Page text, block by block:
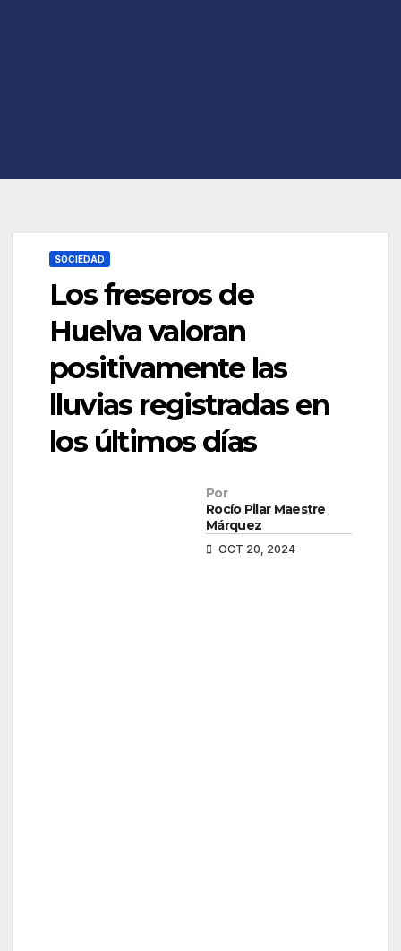
SOCIEDAD
Los freseros de
Huelva valoran
positivamente las
lluvias registradas en
los últimos días
Por
Rocío Pilar Maestre
Márquez
OCT 20, 2024